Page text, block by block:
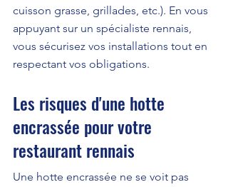
cuisson grasse, grillades, etc.). En vous
appuyant sur un spécialiste rennais,
vous sécurisez vos installations tout en
respectant vos obligations.
Les risques d'une hotte
encrassée pour votre
restaurant rennais
Une hotte encrassée ne se voit pas